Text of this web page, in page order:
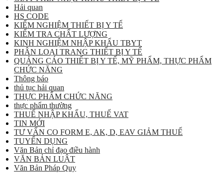
Hải quan
HS CODE
KIỂM NGHIỆM THIẾT BỊ Y TẾ
KIỂM TRA CHẤT LƯỢNG
KINH NGHIỆM NHẬP KHẨU TBYT
PHÂN LOẠI TRANG THIẾT BỊ Y TẾ
QUẢNG CÁO THIẾT BỊ Y TẾ, MỸ PHẨM, THỰC PHẨM
CHỨC NĂNG
Thông báo
thủ tục hải quan
THỰC PHẨM CHỨC NĂNG
thực phẩm thường
THUẾ NHẬP KHẨU, THUẾ VAT
TIN MỚI
TƯ VẤN CO FORM E, AK, D, EAV GIẢM THUẾ
TUYỂN DỤNG
Văn Bản chỉ đạo điều hành
VĂN BẢN LUẬT
Văn Bản Pháp Quy